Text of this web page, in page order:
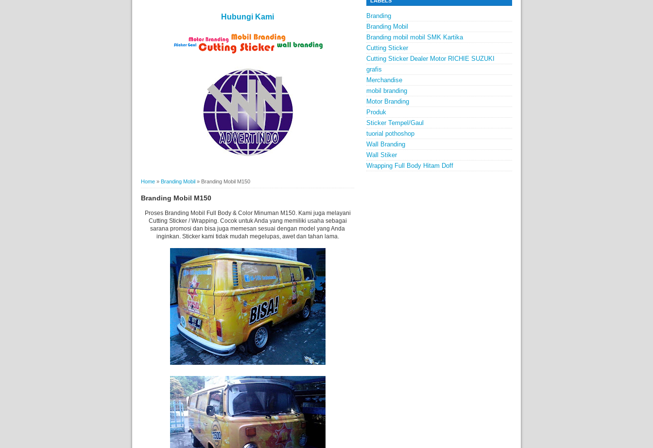
Hubungi Kami
Home » Branding Mobil » Branding Mobil M150
Branding Mobil M150
Proses Branding Mobil Full Body & Color Minuman M150. Kami juga melayani
Cutting Sticker / Wrapping. Cocok untuk Anda yang memiliki usaha sebagai
sarana promosi dan bisa juga memesan sesuai dengan model yang Anda
inginkan. Sticker kami tidak mudah megelupas, awet dan tahan lama.
Branding
Branding Mobil
Branding mobil mobil SMK Kartika
Cutting Sticker
Cutting Sticker Dealer Motor RICHIE SUZUKI
grafis
Merchandise
mobil branding
Motor Branding
Produk
Sticker Tempel/Gaul
tuorial pothoshop
Wall Branding
Wall Stiker
Wrapping Full Body Hitam Doff